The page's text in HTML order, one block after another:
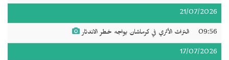
21/07/2026
09:56 التراث الأثري في كرماشان يواجه خطر الاندثار
17/07/2026